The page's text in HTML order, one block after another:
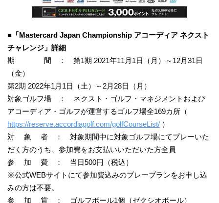
■「Mastercard Japan Championship アコーディア ネクスト
チャレンジ」詳細
期 間 ： 第1期 2021年11月1日（月）～12月31日
（金）
第2期 2022年1月1日（土）～2月28日（月）
対象ゴルフ場 ： ネクスト・ゴルフ・マネジメントおよび
アコーディア・ゴルフが運営するゴルフ場全169カ所（
https://reserve.accordiagolf.com/golfCourseList/ ）
対 象 者 ： 対象期間中に対象ゴルフ場にてプレーいた
だく方のうち、参加費をお支払いいただいた方全員
参 加 費 ： 当日500円（税込）
※公式WEBサイトにて参加費込みのプレープランをお申し込
みの方は不要。
参 加 賞 ： ゴルフボール1個（ゼクシオボール）